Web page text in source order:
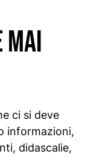
ci si deve
informazioni,
didascalie,